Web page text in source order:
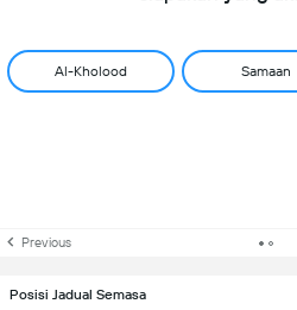
Al-Kholood Samaan
Previous
Posisi Jadual Semasa